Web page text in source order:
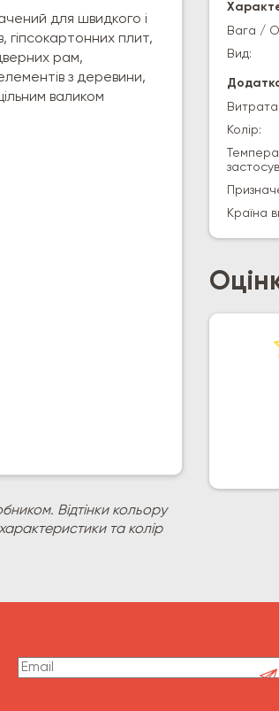
для швидкого і
гіпсокартонних плит,
рам,
з деревини,
валиком
Відтінки кольору
та колір
Вага /
Вид:
Витрата:
Колір:
Країна